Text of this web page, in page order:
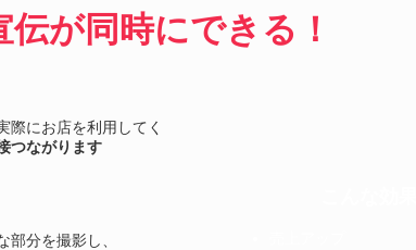
が同時にできる！
際にお店を利用してく
つながります
分を撮影し、